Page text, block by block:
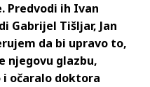
Predvodi ih Ivan
Gabrijel Tišljar, Jan
da bi upravo to,
njegovu glazbu,
i očaralo doktora